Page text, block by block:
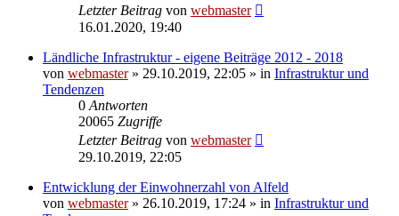
Letzter Beitrag von webmaster
16.01.2020, 19:40
Ländliche Infrastruktur - eigene Beiträge 2012 - 2018
von webmaster» 29.10.2019, 22:05 » in Infrastruktur und
Tendenzen
0 Antworten
20065 Zugriffe
Letzter Beitrag von webmaster
29.10.2019, 22:05
Entwicklung der Einwohnerzahl von Alfeld
von webmaster» 26.10.2019, 17:24 » in Infrastruktur und